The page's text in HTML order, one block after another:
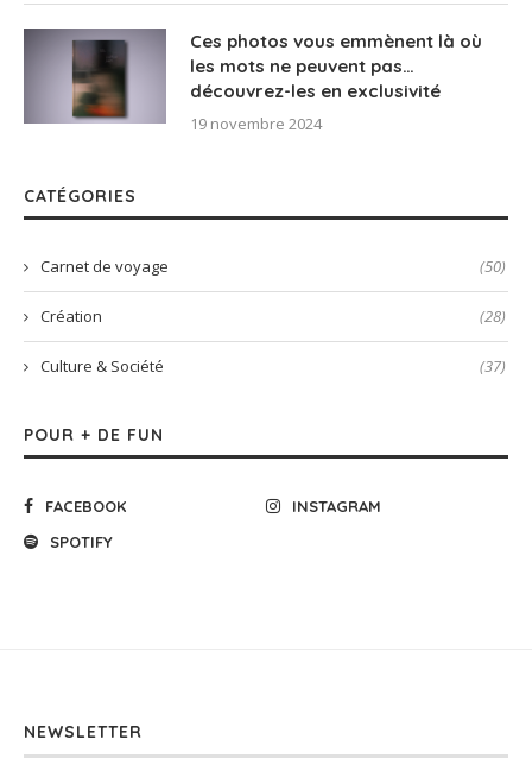
Ces photos vous emmènent là où
les mots ne peuvent pas…
découvrez-les en exclusivité
19 novembre 2024
CATÉGORIES
Carnet de voyage (50)
Création (28)
Culture & Société (37)
POUR + DE FUN
FACEBOOK
INSTAGRAM
SPOTIFY
NEWSLETTER